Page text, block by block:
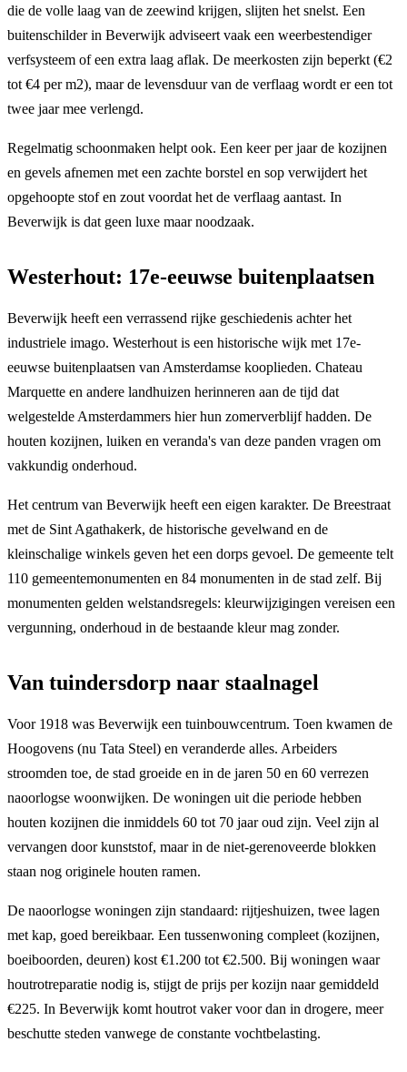
die de volle laag van de zeewind krijgen, slijten het snelst. Een
buitenschilder in Beverwijk adviseert vaak een weerbestendiger
verfsysteem of een extra laag aflak. De meerkosten zijn beperkt (€2
tot €4 per m2), maar de levensduur van de verflaag wordt er een tot
twee jaar mee verlengd.
Regelmatig schoonmaken helpt ook. Een keer per jaar de kozijnen
en gevels afnemen met een zachte borstel en sop verwijdert het
opgehoopte stof en zout voordat het de verflaag aantast. In
Beverwijk is dat geen luxe maar noodzaak.
Westerhout: 17e-eeuwse buitenplaatsen
Beverwijk heeft een verrassend rijke geschiedenis achter het
industriele imago. Westerhout is een historische wijk met 17e-
eeuwse buitenplaatsen van Amsterdamse kooplieden. Chateau
Marquette en andere landhuizen herinneren aan de tijd dat
welgestelde Amsterdammers hier hun zomerverblijf hadden. De
houten kozijnen, luiken en veranda's van deze panden vragen om
vakkundig onderhoud.
Het centrum van Beverwijk heeft een eigen karakter. De Breestraat
met de Sint Agathakerk, de historische gevelwand en de
kleinschalige winkels geven het een dorps gevoel. De gemeente telt
110 gemeentemonumenten en 84 monumenten in de stad zelf. Bij
monumenten gelden welstandsregels: kleurwijzigingen vereisen een
vergunning, onderhoud in de bestaande kleur mag zonder.
Van tuindersdorp naar staalnagel
Voor 1918 was Beverwijk een tuinbouwcentrum. Toen kwamen de
Hoogovens (nu Tata Steel) en veranderde alles. Arbeiders
stroomden toe, de stad groeide en in de jaren 50 en 60 verrezen
naoorlogse woonwijken. De woningen uit die periode hebben
houten kozijnen die inmiddels 60 tot 70 jaar oud zijn. Veel zijn al
vervangen door kunststof, maar in de niet-gerenoveerde blokken
staan nog originele houten ramen.
De naoorlogse woningen zijn standaard: rijtjeshuizen, twee lagen
met kap, goed bereikbaar. Een tussenwoning compleet (kozijnen,
boeiboorden, deuren) kost €1.200 tot €2.500. Bij woningen waar
houtrotreparatie nodig is, stijgt de prijs per kozijn naar gemiddeld
€225. In Beverwijk komt houtrot vaker voor dan in drogere, meer
beschutte steden vanwege de constante vochtbelasting.